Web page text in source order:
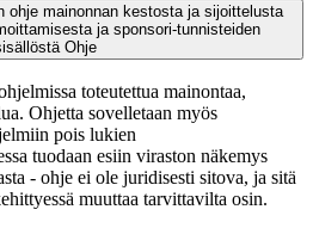
ohje mainonnan kestosta ja sijoittelusta
ja sponsori-tunnisteiden
Ohje
toteutettua mainontaa,
Ohjetta sovelletaan myös
pois lukien
tuodaan esiin viraston näkemys
- ohje ei ole juridisesti sitova, ja sitä
muuttaa tarvittavilta osin.